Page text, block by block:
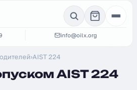
info@oilx.org
›AIST 224
AIST 224